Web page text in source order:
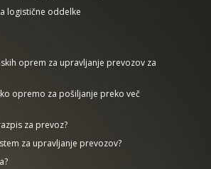
logistične oddelke
oprem za upravljanje prevozov za
opremo za pošiljanje preko več
za prevoz?
za upravljanje prevozov?